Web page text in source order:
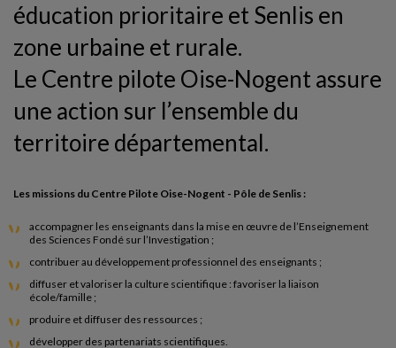
éducation prioritaire et Senlis en
zone urbaine et rurale.
Le Centre pilote Oise-Nogent assure
une action sur l’ensemble du
territoire départemental.
Les missions du Centre Pilote Oise-Nogent - Pôle de Senlis :
accompagner les enseignants dans la mise en œuvre de l’Enseignement
des Sciences Fondé sur l’Investigation ;
contribuer au développement professionnel des enseignants ;
diffuser et valoriser la culture scientifique : favoriser la liaison
école/famille ;
produire et diffuser des ressources ;
développer des partenariats scientifiques.